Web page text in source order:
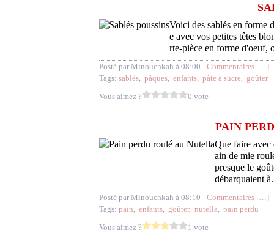
Voici des sablés en forme
e avec vos petites têtes
rte-pièce en forme d'oeuf,
Posté par Minouchkah à 08:00 - Commentaires […]
Tags: sablés, pâques, enfants, pâte à sucre, goûter
Vous aimez ?
0 vote
PAIN
Que faire avec
ain de mie
presque le
débarquaient
Posté par Minouchkah à 08:10 - Commentaires […]
Tags: pain, enfants, goûter, nutella, pain perdu
Vous aimez ?
1 vote